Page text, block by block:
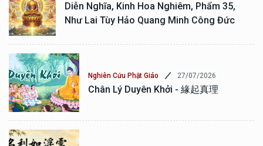
Diễn Nghĩa, Kinh Hoa Nghiêm, Phẩm 35,
Như Lai Tùy Hảo Quang Minh Công Đức
Nghiên Cứu Phật Giáo 27/07/2026
Chân Lý Duyên Khởi - 緣起真理